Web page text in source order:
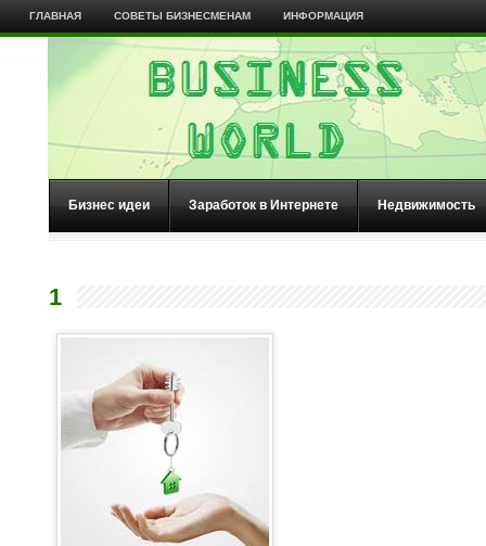
ГЛАВНАЯ СОВЕТЫ БИЗНЕСМЕНАМ ИНФОРМАЦИЯ
Бизнес идеи Заработок в Интернете Недвижимость
1